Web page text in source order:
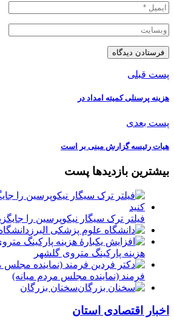
پست قبلی
هزینه پرسنلی کمیته امداد در
پست بعدی
هیات رئیسه گزارش مبنی بر است
بیشترین بازدیدها پست
فیلتر ترک سیگار نیکوپرسین را
هزینه پارکینگ متروی گلشهر
فرمند (نماينده مجلس مردم میانه)
سخنان بزرگان
اخبار اقتصادی استان